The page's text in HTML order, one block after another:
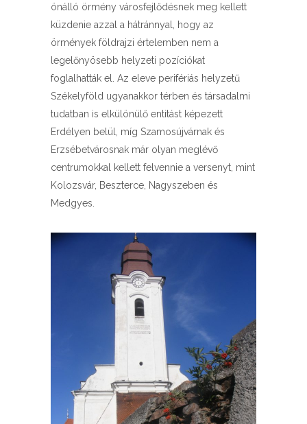
önálló örmény városfejlődésnek meg kellett
küzdenie azzal a hátránnyal, hogy az
örmények földrajzi értelemben nem a
legelőnyösebb helyzeti pozíciókat
foglalhatták el. Az eleve perifériás helyzetű
Székelyföld ugyanakkor térben és társadalmi
tudatban is elkülönülő entitást képezett
Erdélyen belül, míg Szamosújvárnak és
Erzsébetvárosnak már olyan meglévő
centrumokkal kellett felvennie a versenyt, mint
Kolozsvár, Beszterce, Nagyszeben és
Medgyes.